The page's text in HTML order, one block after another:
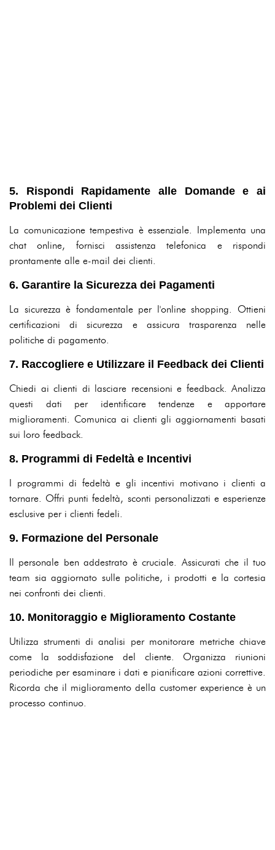
5. Rispondi Rapidamente alle Domande e ai
Problemi dei Clienti
La comunicazione tempestiva è essenziale. Implementa una
chat online, fornisci assistenza telefonica e rispondi
prontamente alle e-mail dei clienti.
6. Garantire la Sicurezza dei Pagamenti
La sicurezza è fondamentale per l'online shopping. Ottieni
certificazioni di sicurezza e assicura trasparenza nelle
politiche di pagamento.
7. Raccogliere e Utilizzare il Feedback dei Clienti
Chiedi ai clienti di lasciare recensioni e feedback. Analizza
questi dati per identificare tendenze e apportare
miglioramenti. Comunica ai clienti gli aggiornamenti basati
sui loro feedback.
8. Programmi di Fedeltà e Incentivi
I programmi di fedeltà e gli incentivi motivano i clienti a
tornare. Offri punti fedeltà, sconti personalizzati e esperienze
esclusive per i clienti fedeli.
9. Formazione del Personale
Il personale ben addestrato è cruciale. Assicurati che il tuo
team sia aggiornato sulle politiche, i prodotti e la cortesia
nei confronti dei clienti.
10. Monitoraggio e Miglioramento Costante
Utilizza strumenti di analisi per monitorare metriche chiave
come la soddisfazione del cliente. Organizza riunioni
periodiche per esaminare i dati e pianificare azioni correttive.
Ricorda che il miglioramento della customer experience è un
processo continuo.